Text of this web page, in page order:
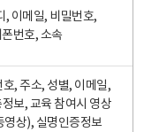
, 이메일, 비밀번호,
번호, 소속
, 주소, 성별, 이메일,
보, 교육 참여시 영상
영상), 실명인증정보